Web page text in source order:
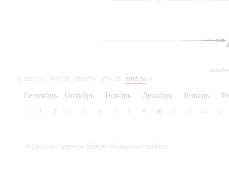
2021/22 2022/23 2023/24 2024/25
2025/26
Сентябрь Октябрь Ноябрь Декабрь Январь
2 3 4 5 6 7 8 9 10 12 13 14
Афиша концертов будет объявлена позднее